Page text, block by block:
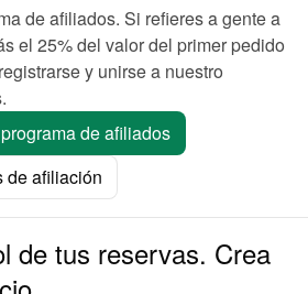
de afiliados. Si refieres a gente a
el 25% del valor del primer pedido
y unirse a nuestro
de afiliados
de afiliación
de tus reservas. Crea